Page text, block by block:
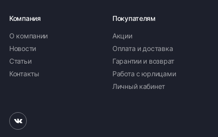
Компания
О компании
Новости
Статьи
Контакты
Покупателям
Акции
Оплата и доставка
Гарантии и возврат
Работа с юрлицами
Личный кабинет